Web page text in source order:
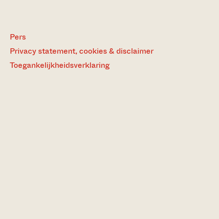
Pers
Privacy statement, cookies & disclaimer
Toegankelijkheidsverklaring